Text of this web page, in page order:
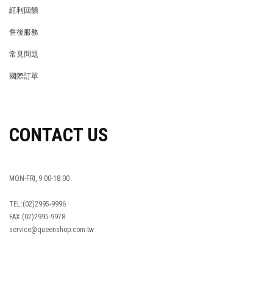
紅利回饋
售後服務
常見問題
國際訂單
CONTACT US
MON-FRI, 9:00-18:00
TEL:(02)2995-9996
FAX:(02)2995-9978
service@queenshop.com.tw